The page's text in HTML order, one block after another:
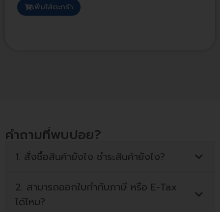
เพิ่มใส่ตะกร้า
คำถามที่พบบ่อย?
1. สั่งซื้อสินค้ายังไง ชำระสินค้ายังไง?
2. สามารถออกใบกำกับภาษี หรือ E-Tax
ได้ไหม?